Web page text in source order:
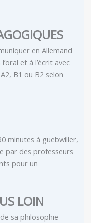
en Allemand
et à l’écrit avec
B1 ou B2 selon
minutes à guebwiller,
par des professeurs
pour un
LOIN
sa philosophie